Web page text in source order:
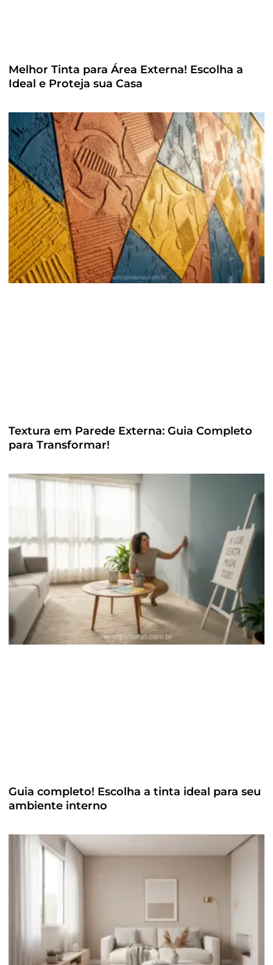
Melhor Tinta para Área Externa! Escolha a
Ideal e Proteja sua Casa
Textura em Parede Externa: Guia Completo
para Transformar!
Guia completo! Escolha a tinta ideal para seu
ambiente interno